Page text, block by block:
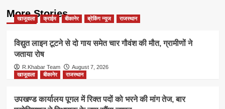
More Stories
खाजूवाला क्राईम बीकानेर ब्रेकिंग न्यूज राजस्थान
विद्युत लाइन टूटने से दो गाय समेत चार गौवंश की मौत, ग्रामीणों ने
जताया रोष
R.Khabar Team
August 7, 2026
खाजूवाला
बीकानेर राजस्थान
उपखण्ड कार्यालय पूगल में रिक्त पदों को भरने की मांग तेज, बार